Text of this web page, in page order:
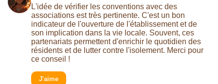
L'idée de vérifier les conventions avec des
associations est très pertinente. C'est un bon
indicateur de l'ouverture de l'établissement et de
son implication dans la vie locale. Souvent, ces
partenariats permettent d'enrichir le quotidien des
résidents et de lutter contre l'isolement. Merci pour
ce conseil !
J'aime